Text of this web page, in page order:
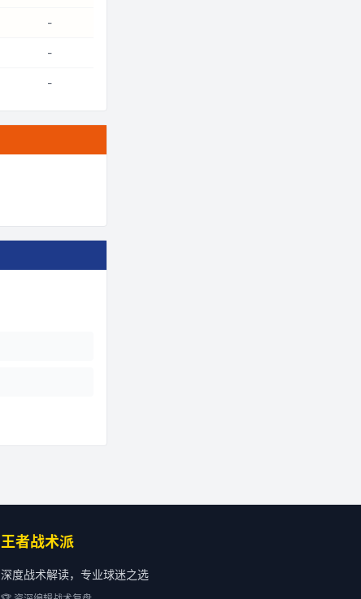
-
-
-
王者战术派
深度战术解读，专业球迷之选